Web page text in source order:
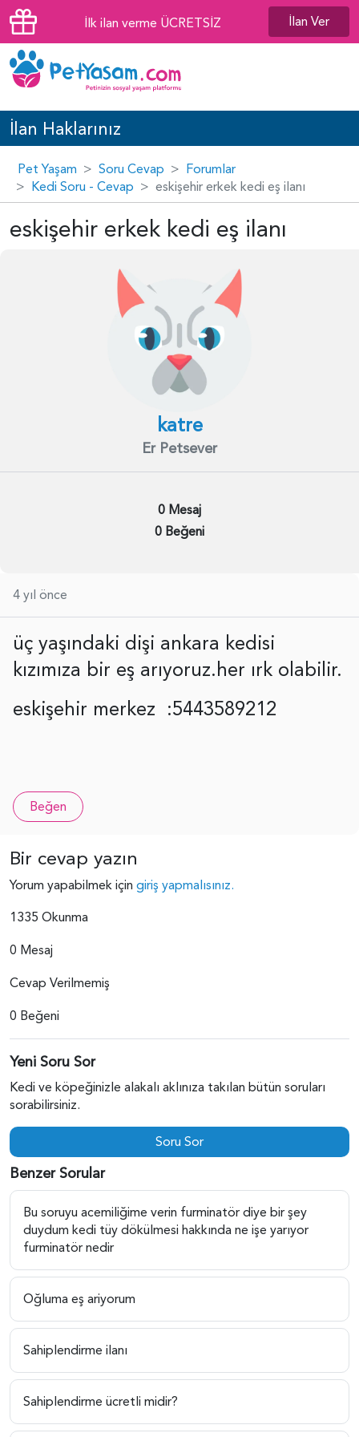
İlk ilan verme ÜCRETSİZ İlan Ver
İlan Haklarınız
Pet Yaşam Soru Cevap
Forumlar
Kedi Soru - Cevap
eskişehir erkek kedi eş ilanı
eskişehir erkek kedi eş ilanı
katre
Er Petsever
0 Mesaj
0 Beğeni
4 yıl önce
üç yaşındaki dişi ankara kedisi
kızımıza bir eş arıyoruz.her ırk olabilir.
eskişehir merkez :5443589212
Beğen
Bir cevap yazın
Yorum yapabilmek için giriş yapmalısınız.
1335 Okunma
0 Mesaj
Cevap Verilmemiş
0 Beğeni
Yeni Soru Sor
Kedi ve köpeğinizle alakalı aklınıza takılan bütün soruları
sorabilirsiniz.
Soru Sor
Benzer Sorular
Bu soruyu acemiliğime verin furminatör diye bir şey
duydum kedi tüy dökülmesi hakkında ne işe yarıyor
furminatör nedir
Oğluma eş ariyorum
Sahiplendirme ilanı
Sahiplendirme ücretli midir?